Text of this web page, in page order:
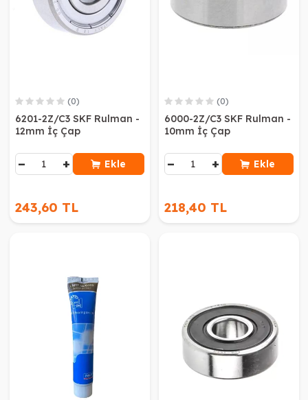
(0)
6201-2Z/C3 SKF Rulman -
12mm İç Çap
− + Ekle
243,60 TL
(0)
6000-2Z/C3 SKF Rulman -
10mm İç Çap
− + Ekle
218,40 TL